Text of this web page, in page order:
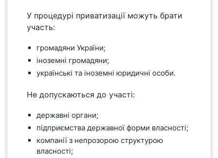
У процедурі приватизації можуть брати
участь:
громадяни України;
іноземні громадяни;
українські та іноземні юридичні особи.
Не допускаються до участі:
державні органи;
підприємства державної форми власності;
компанії з непрозорою структурою
власності;